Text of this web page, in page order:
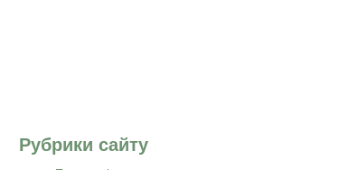
Рубрики сайту